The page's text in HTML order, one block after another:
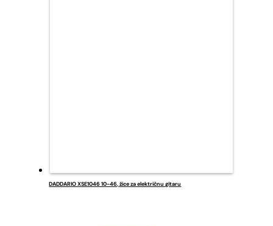
DADDARIO XSE1046 10-46, žice za električnu gitaru